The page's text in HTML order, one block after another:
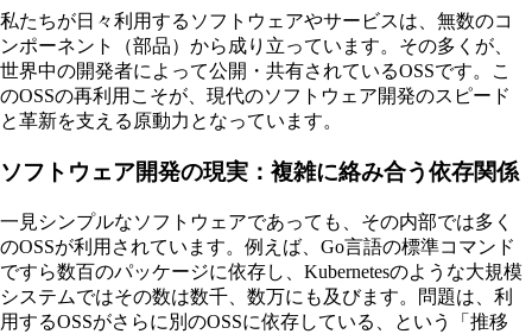
私たちが日々利用するソフトウェアやサービスは、無数のコ
ンポーネント（部品）から成り立っています。その多くが、
世界中の開発者によって公開・共有されているOSSです。こ
のOSSの再利用こそが、現代のソフトウェア開発のスピード
と革新を支える原動力となっています。
ソフトウェア開発の現実：複雑に絡み合う依存関係
一見シンプルなソフトウェアであっても、その内部では多く
のOSSが利用されています。例えば、Go言語の標準コマンド
ですら数百のパッケージに依存し、Kubernetesのような大規模
システムではその数は数千、数万にも及びます。問題は、利
用するOSSがさらに別のOSSに依存している、という「推移